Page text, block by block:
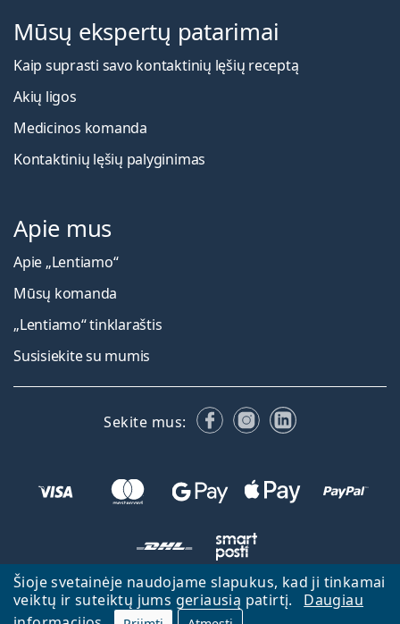
Šioje svetainėje naudojame slapukus, kad ji tinkamai
veiktų ir suteiktų jums geriausią patirtį.
Daugiau
Mūsų ekspertų patarimai
Kaip suprasti savo kontaktinių lęšių receptą
Akių ligos
Medicinos komanda
Kontaktinių lęšių palyginimas
Apie mus
Apie „Lentiamo“
Mūsų komanda
„Lentiamo“ tinklaraštis
Susisiekite su mumis
Sekite mus: FacebookInstagram
LinkedIn
Atgal į pagrindinį puslapį
Eiti aukštyn